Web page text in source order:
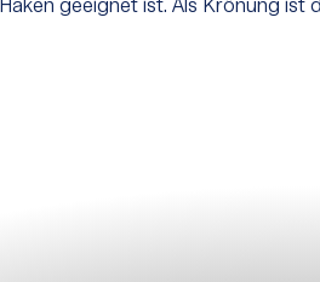
geeignet ist. Als Krönung ist